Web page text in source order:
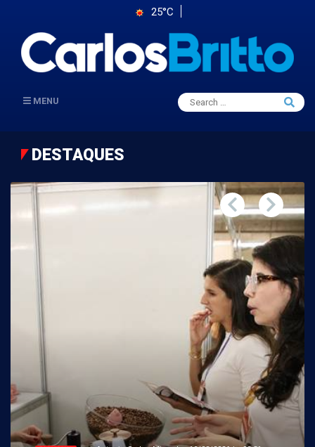
25°C
MENU
Search
for:
Search
DESTAQUES